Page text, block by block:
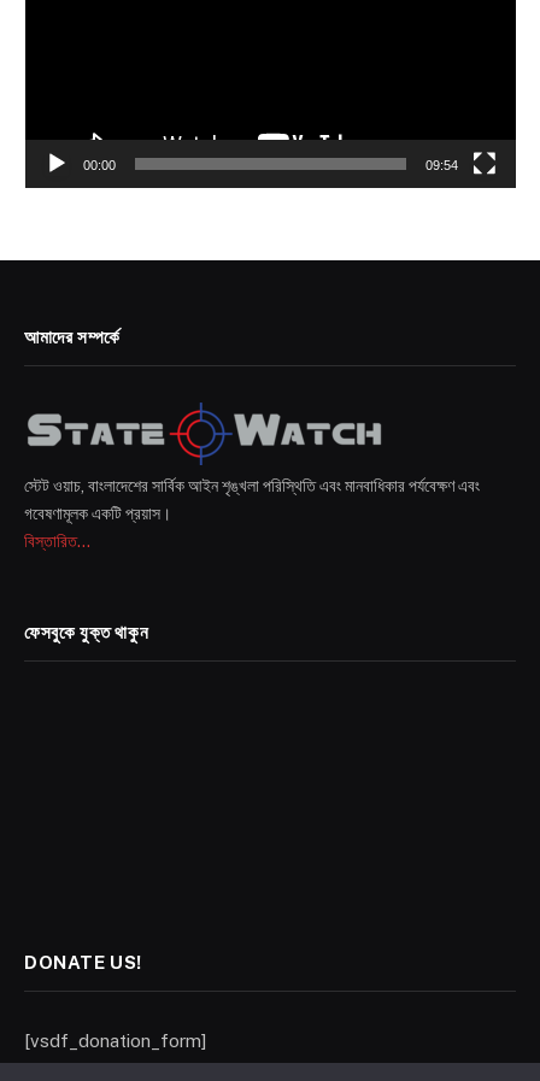
00:00 09:54
আমাদের সম্পর্কে
স্টেট ওয়াচ, বাংলাদেশের সার্বিক আইন শৃঙ্খলা পরিস্থিতি এবং মানবাধিকার পর্যবেক্ষণ এবং
গবেষণামূলক একটি প্রয়াস।
বিস্তারিত...
ফেসবুকে যুক্ত থাকুন
DONATE US!
[vsdf_donation_form]